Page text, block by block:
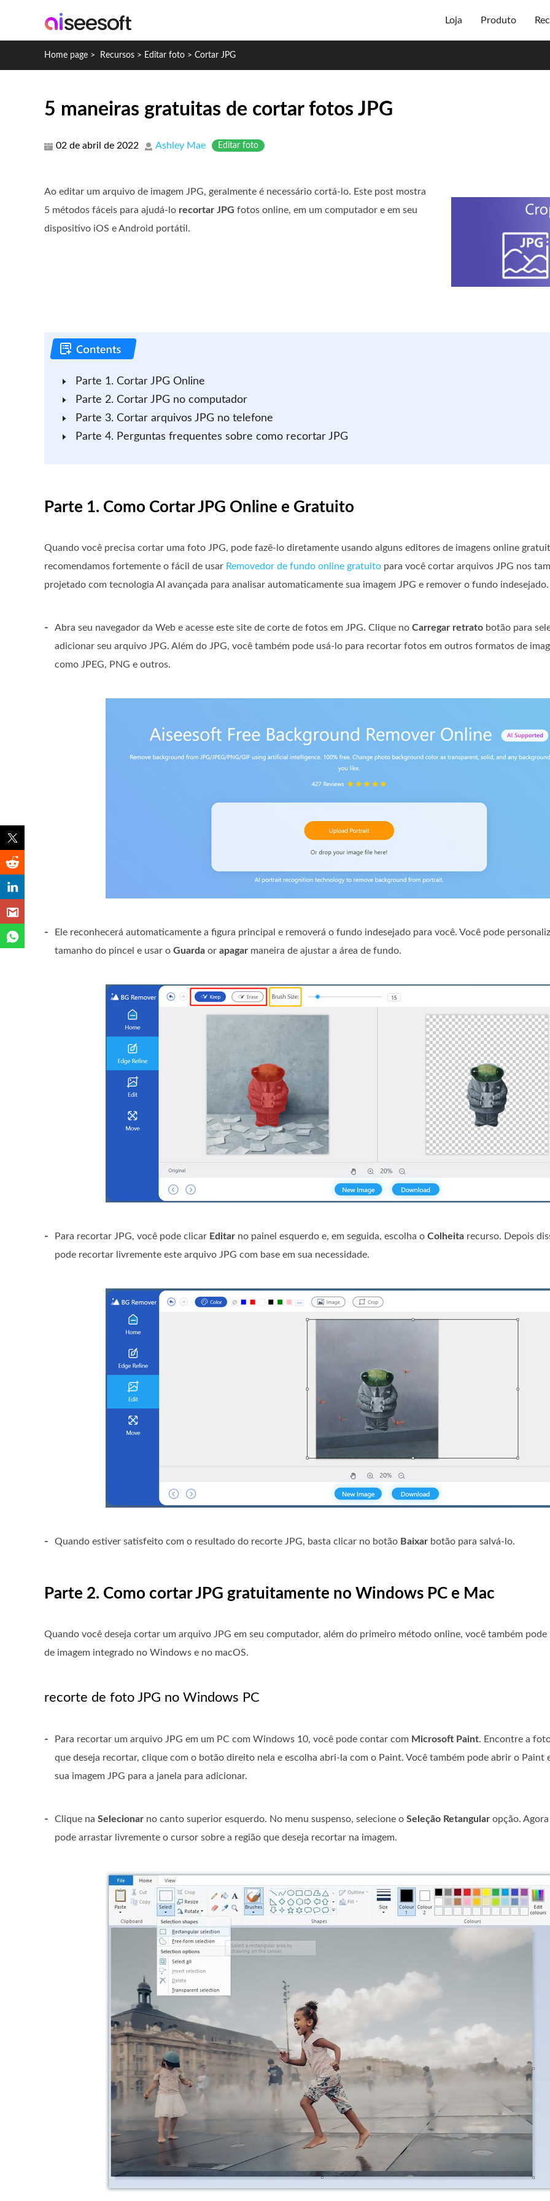
Loja Produto
Home page > Recursos > Editar foto > Cortar JPG
5 maneiras gratuitas de cortar fotos JPG
02 de abril de 2022 Ashley Mae Editar foto
Ao editar um arquivo de imagem JPG, geralmente é necessário cortá-lo. Este post mostra
5 métodos fáceis para ajudá-lo recortar JPG fotos online, em um computador e em seu
dispositivo iOS e Android portátil.
Parte 1. Cortar JPG Online
Parte 2. Cortar JPG no computador
Parte 3. Cortar arquivos JPG no telefone
Parte 4. Perguntas frequentes sobre como recortar JPG
Parte 1. Como Cortar JPG Online e Gratuito
Quando você precisa cortar uma foto JPG, pode fazê-lo diretamente usando alguns editores de imagens online
recomendamos fortemente o fácil de usar Removedor de fundo online gratuito para você cortar arquivos JPG nos
projetado com tecnologia AI avançada para analisar automaticamente sua imagem JPG e remover o fundo indesejado.
- Abra seu navegador da Web e acesse este site de corte de fotos em JPG. Clique no Carregar retrato botão para
adicionar seu arquivo JPG. Além do JPG, você também pode usá-lo para recortar fotos em outros formatos de
como JPEG, PNG e outros.
-
Ele reconhecerá automaticamente a figura principal e removerá o fundo indesejado para você. Você pode
tamanho do pincel e usar o Guarda or apagar maneira de ajustar a área de fundo.
- Para recortar JPG, você pode clicar Editar no painel esquerdo e, em seguida, escolha o Colheita recurso. Depois
pode recortar livremente este arquivo JPG com base em sua necessidade.
- Quando estiver satisfeito com o resultado do recorte JPG, basta clicar no botão Baixar botão para salvá-lo.
Parte 2. Como cortar JPG gratuitamente no Windows PC e Mac
Quando você deseja cortar um arquivo JPG em seu computador, além do primeiro método online, você também
de imagem integrado no Windows e no macOS.
recorte de foto JPG no Windows PC
- Para recortar um arquivo JPG em um PC com Windows 10, você pode contar com Microsoft Paint. Encontre a
que deseja recortar, clique com o botão direito nela e escolha abri-la com o Paint. Você também pode abrir o Paint
sua imagem JPG para a janela para adicionar.
- Clique na Selecionar no canto superior esquerdo. No menu suspenso, selecione o Seleção Retangular opção.
pode arrastar livremente o cursor sobre a região que deseja recortar na imagem.